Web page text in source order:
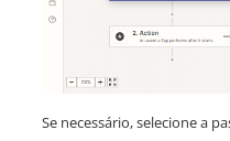
Se necessário, selecione a